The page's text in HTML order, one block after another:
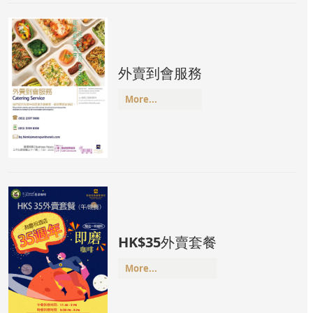
美食自助午餐
外賣到會服務
More...
HK$35外賣套餐
More...